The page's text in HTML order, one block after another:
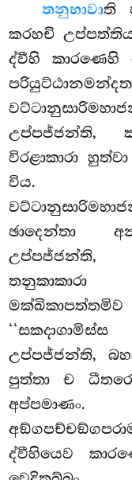
තනුභාවාති
කරහචි
ද්වීහි කාරණෙහි
උප්පජ්ජන්ති,
විරළාකාරා
විය.
ඡාදෙන්තා
උප්පජ්ජන්ති,
උප්පජ්ජන්ති,
පුත්තා ච
ද්වීහියෙව